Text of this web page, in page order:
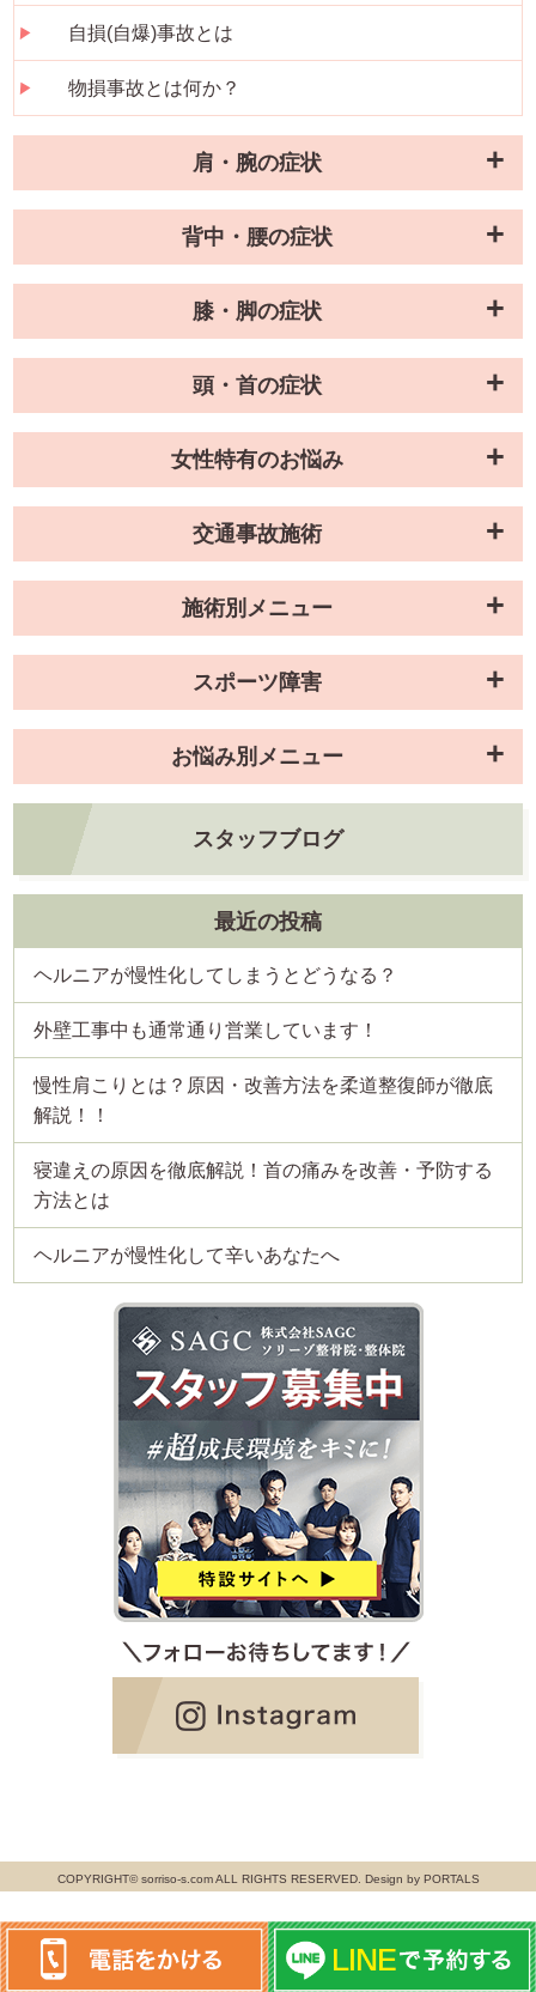
自損(自爆)事故とは
物損事故とは何か？
肩・腕の症状
背中・腰の症状
膝・脚の症状
頭・首の症状
女性特有のお悩み
交通事故施術
施術別メニュー
スポーツ障害
お悩み別メニュー
スタッフブログ
最近の投稿
ヘルニアが慢性化してしまうとどうなる？
外壁工事中も通常通り営業しています！
慢性肩こりとは？原因・改善方法を柔道整復師が徹底
解説！！
寝違えの原因を徹底解説！首の痛みを改善・予防する
方法とは
ヘルニアが慢性化して辛いあなたへ
COPYRIGHT© sorriso-s.com ALL RIGHTS RESERVED. Design by PORTALS